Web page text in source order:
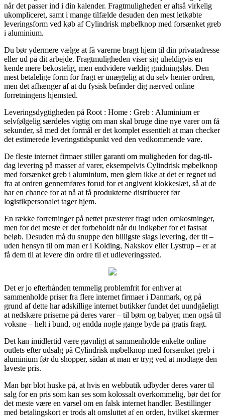
når det passer ind i din kalender. Fragtmuligheden er altså virkelig
ukompliceret, samt i mange tilfælde desuden den mest letkøbte
leveringsform ved køb af Cylindrisk møbelknop med forsænket greb
i aluminium.
Du bør ydermere vælge at få varerne bragt hjem til din privatadresse
eller ud på dit arbejde. Fragtmuligheden viser sig uheldigvis en
kende mere bekostelig, men endvidere vældig gnidningsløs. Den
mest betalelige form for fragt er unægtelig at du selv henter ordren,
men det afhænger af at du fysisk befinder dig nærved online
forretningens hjemsted.
Leveringsdygtigheden på Root : Home : Greb : Aluminium er
selvfølgelig særdeles vigtig om man skal bruge dine nye varer om få
sekunder, så med det formål er det komplet essentielt at man checker
det estimerede leveringstidspunkt ved den vedkommende vare.
De fleste internet firmaer stiller garanti om muligheden for dag-til-
dag levering på masser af varer, eksempelvis Cylindrisk møbelknop
med forsænket greb i aluminium, men glem ikke at det er regnet ud
fra at ordren gennemføres forud for et angivent klokkeslæt, så at de
har en chance for at nå at få produkterne distribueret før
logistikpersonalet tager hjem.
En række forretninger på nettet præsterer fragt uden omkostninger,
men for det meste er det forbeholdt når du indkøber for et fastsat
beløb. Desuden må du snuppe den billigste slags levering, der tit –
uden hensyn til om man er i Kolding, Nakskov eller Lystrup – er at
få dem til at levere din ordre til et udleveringssted.
Det er jo efterhånden temmelig problemfrit for enhver at
sammenholde priser fra flere internet firmaer i Danmark, og på
grund af dette har adskillige internet butikker fundet det uundgåeligt
at nedskære priserne på deres varer – til børn og babyer, men også til
voksne – helt i bund, og endda nogle gange byde på gratis fragt.
Det kan imidlertid være gavnligt at sammenholde enkelte online
outlets efter udsalg på Cylindrisk møbelknop med forsænket greb i
aluminium før du shopper, sådan at man er tryg ved at modtage den
laveste pris.
Man bør blot huske på, at hvis en webbutik udbyder deres varer til
salg for en pris som kan ses som kolossalt overkommelig, bør det for
det meste være en varsel om en falsk internet handler. Bestillinger
med betalingskort er trods alt omsluttet af en orden, hvilket skærmer